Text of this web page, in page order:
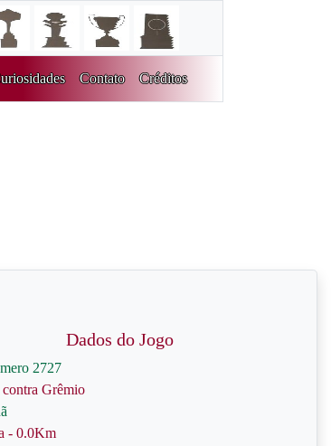
Contato Créditos
Dados do Jogo
2727
contra Grêmio
- 0.0Km